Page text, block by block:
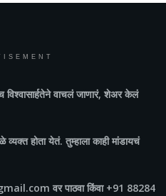
वाचलं जाणारं, शेअर केलं
होता येतं. तुम्हाला काही मांडायचं
वर पाठवा किंवा +91 88284